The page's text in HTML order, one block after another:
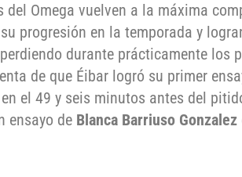
del Omega vuelven a la máxima
progresión en la temporada y
durante prácticamente los
de que Éibar logró su primer
el 49 y seis minutos antes del
ensayo de Blanca Barriuso Gonzalez